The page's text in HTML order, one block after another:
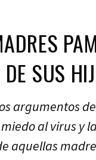
SUS
argumentos
al virus y
aquellas